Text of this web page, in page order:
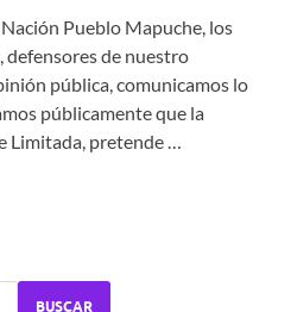
Pueblo Mapuche, los
defensores de nuestro
pública, comunicamos lo
públicamente que la
Limitada, pretende …
BUSCAR